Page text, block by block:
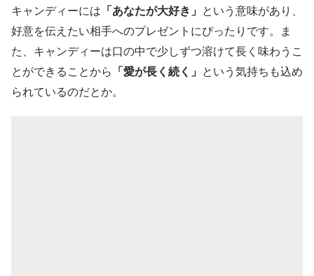
キャンディーには 「あなたが大好き」 という意味があり、
好意を伝えたい相手へのプレゼントにぴったりです。ま
た、キャンディーは口の中で少しずつ溶けて長く味わうこ
とができることから 「愛が長く続く」 という気持ちも込め
られているのだとか。